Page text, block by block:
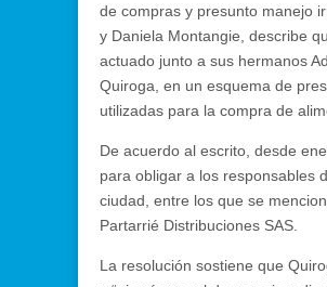
de compras y presunto manejo
y Daniela Montangie, describe
actuado junto a sus hermanos
Quiroga, en un esquema de
utilizadas para la compra de
De acuerdo al escrito, desde
para obligar a los responsables
ciudad, entre los que se
Partarrié Distribuciones SAS.
La resolución sostiene que